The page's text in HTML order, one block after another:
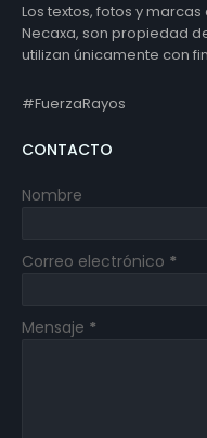
Los textos, fotos y
Necaxa, son propiedad
utilizan únicamente con
#FuerzaRayos
CONTACTO
Nombre
Correo electrónico *
Mensaje *